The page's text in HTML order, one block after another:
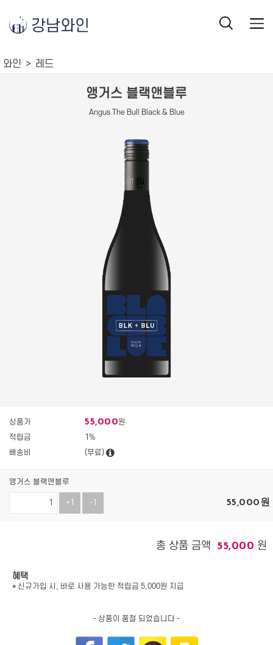
강남와인
와인 레드
앵거스 블랙앤블루
Angus The Bull Black & Blue
상품가 55,000원
적립금
1%
배송비
(무료)
앵거스 블랙앤블루
+1 -1 55,000원
총 상품 금액 55,000 원
혜택
* 신규가입 시, 바로 사용 가능한 적립금 5,000원 지급
- 상품이 품절 되었습니다 -